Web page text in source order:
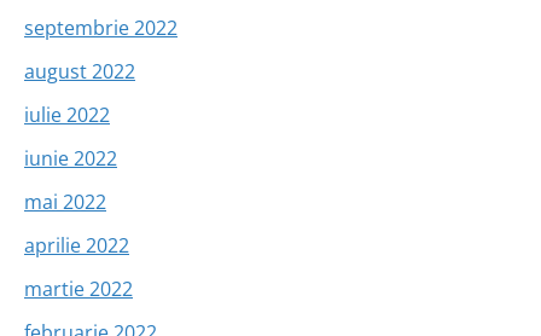
septembrie 2022
august 2022
iulie 2022
iunie 2022
mai 2022
aprilie 2022
martie 2022